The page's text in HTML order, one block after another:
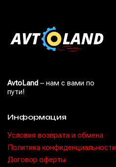
AvtoLand – нам с вами по
пути!
Информация
Условия возврата и обмена
Политика конфиденциальности
Договор оферты